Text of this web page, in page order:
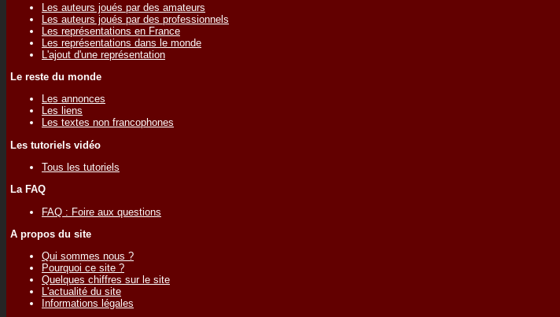
Les auteurs joués par des amateurs
Les auteurs joués par des professionnels
Les représentations en France
Les représentations dans le monde
L'ajout d'une représentation
Le reste du monde
Les annonces
Les liens
Les textes non francophones
Les tutoriels vidéo
Tous les tutoriels
La FAQ
FAQ : Foire aux questions
A propos du site
Qui sommes nous ?
Pourquoi ce site ?
Quelques chiffres sur le site
L'actualité du site
Informations légales